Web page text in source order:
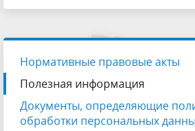
Нормативные правовые акты
Полезная информация
Документы, определяющие
обработки персональных